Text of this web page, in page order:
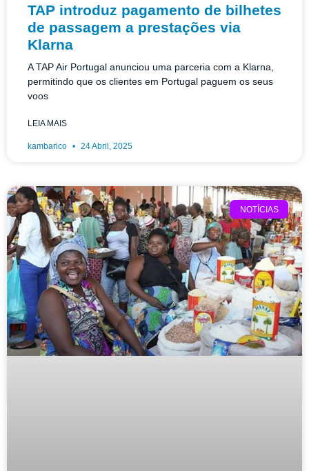
TAP introduz pagamento de bilhetes
de passagem a prestações via
Klarna
A TAP Air Portugal anunciou uma parceria com a Klarna,
permitindo que os clientes em Portugal paguem os seus
voos
LEIA MAIS
kambarico 24 Abril, 2025
NOTÍCIAS